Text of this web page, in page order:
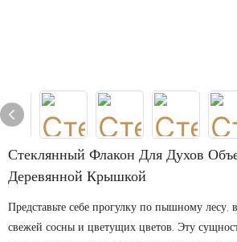
Стеклянный Флакон Для Духов
Деревянной Крышкой
Представьте себе прогулку по пышному лесу,
свежей сосны и цветущих цветов. Эту